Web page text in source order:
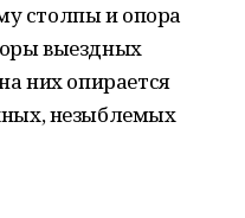
столпы и опора
выездных
них опирается
незыблемых